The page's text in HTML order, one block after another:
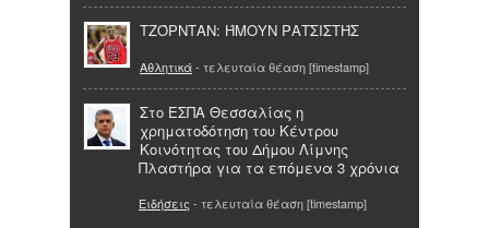
ΤΖΌΡΝΤΑΝ: ΉΜΟΥΝ ΡΑΤΣΙΣΤΉΣ
Αθλητικά- τελευταία θέαση [timestamp]
Στο ΕΣΠΑ Θεσσαλίας η
χρηματοδότηση του Κέντρου
Κοινότητας του Δήμου Λίμνης
Πλαστήρα για τα επόμενα 3 χρόνια
Ειδήσεις - τελευταία θέαση [timestamp]